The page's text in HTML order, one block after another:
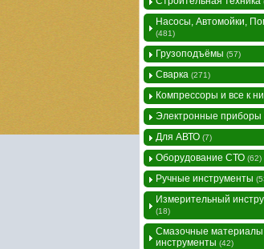
Насосы, Автомойки,
(481)
Грузоподъёмы (57)
Сварка (271)
Компрессоры и все к
Электронные приборы
Для АВТО (7)
Оборудование СТО (62)
Ручные инструменты
Измерительный
(18)
Смазочные материалы
инструменты (42)